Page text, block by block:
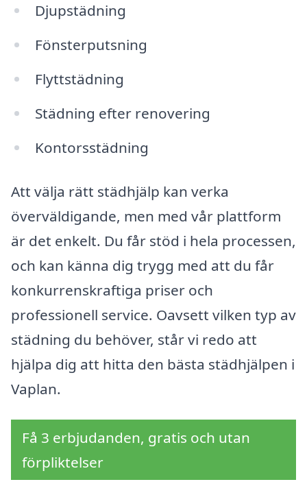
Djupstädning
Fönsterputsning
Flyttstädning
Städning efter renovering
Kontorsstädning
Att välja rätt städhjälp kan verka
överväldigande, men med vår plattform
är det enkelt. Du får stöd i hela processen,
och kan känna dig trygg med att du får
konkurrenskraftiga priser och
professionell service. Oavsett vilken typ av
städning du behöver, står vi redo att
hjälpa dig att hitta den bästa städhjälpen i
Vaplan.
Få 3 erbjudanden, gratis och utan
förpliktelser